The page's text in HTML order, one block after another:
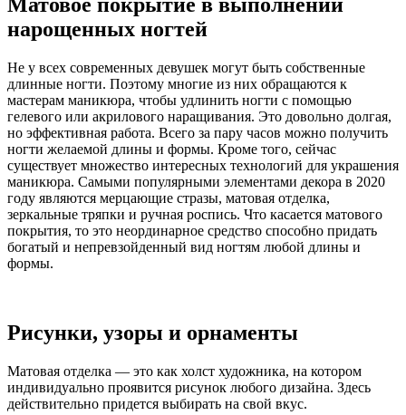
Матовое покрытие в выполнении
нарощенных ногтей
Не у всех современных девушек могут быть собственные
длинные ногти. Поэтому многие из них обращаются к
мастерам маникюра, чтобы удлинить ногти с помощью
гелевого или акрилового наращивания. Это довольно долгая,
но эффективная работа. Всего за пару часов можно получить
ногти желаемой длины и формы. Кроме того, сейчас
существует множество интересных технологий для украшения
маникюра. Самыми популярными элементами декора в 2020
году являются мерцающие стразы, матовая отделка,
зеркальные тряпки и ручная роспись. Что касается матового
покрытия, то это неординарное средство способно придать
богатый и непревзойденный вид ногтям любой длины и
формы.
Рисунки, узоры и орнаменты
Матовая отделка — это как холст художника, на котором
индивидуально проявится рисунок любого дизайна. Здесь
действительно придется выбирать на свой вкус.